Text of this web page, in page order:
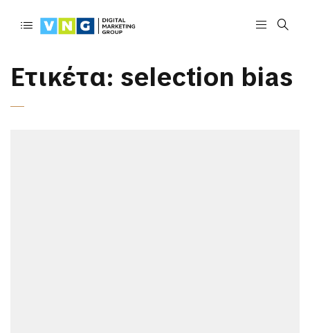
Ετικέτα: selection bias